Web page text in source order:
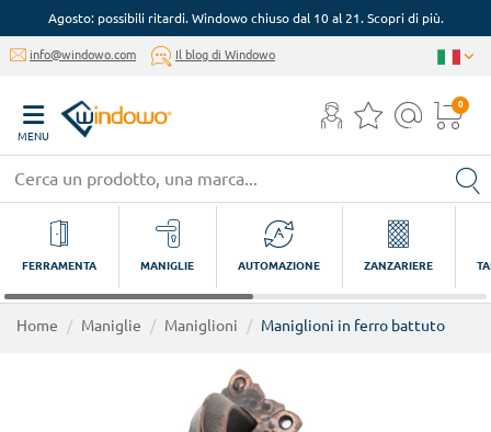
Agosto: possibili ritardi. Windowo chiuso dal 10 al 21. Scopri di più.
info@windowo.com Il blog di Windowo
MENU
0
FERRAMENTA MANIGLIE AUTOMAZIONE ZANZARIERE
Home Maniglie Maniglioni Maniglioni in ferro battuto